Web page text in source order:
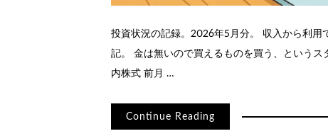
投資状況の記録。2026年5月分。 収入から利用
記。 金は無いので買えるものを買う、というス
内株式 前月 …
Continue Reading